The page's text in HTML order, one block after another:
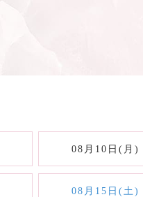
08月10日(月)
08月15日(土)